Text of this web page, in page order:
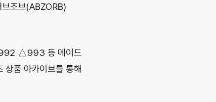
조브(ABZORB)
△993 등 메이드
품 아카이브를 통해